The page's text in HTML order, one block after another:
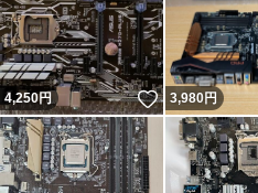
4,250円 いいね！
3,980円